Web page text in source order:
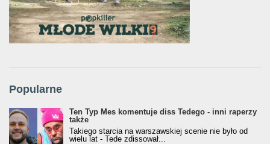
Popularne
Ten Typ Mes komentuje diss Tedego - inni raperzy
także
Takiego starcia na warszawskiej scenie nie było od
wielu lat - Tede zdissował...